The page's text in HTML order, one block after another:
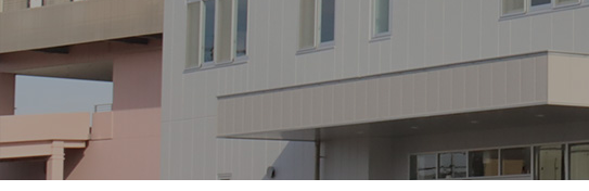
【TANAX×CHIGEE】 スマートライドシステム 【